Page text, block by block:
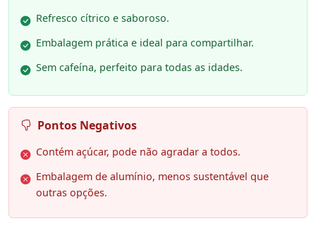
Refresco cítrico e saboroso.
Embalagem prática e ideal para compartilhar.
Sem cafeína, perfeito para todas as idades.
Pontos Negativos
Contém açúcar, pode não agradar a todos.
Embalagem de alumínio, menos sustentável que
outras opções.